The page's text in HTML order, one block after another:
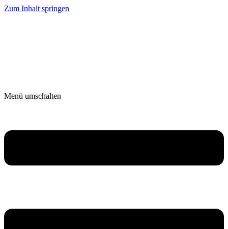
Zum Inhalt springen
Menü umschalten